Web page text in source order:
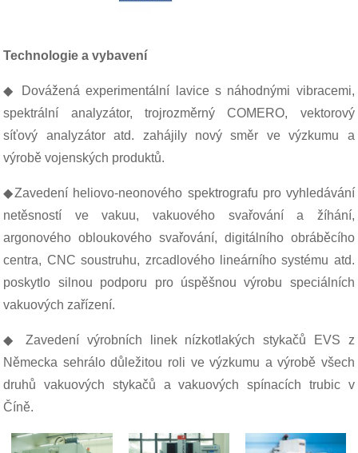
Technologie a vybavení
◆ Dovážená experimentální lavice s náhodnými vibracemi,
spektrální analyzátor, trojrozměrný COMERO, vektorový
síťový analyzátor atd. zahájily nový směr ve výzkumu a
výrobě vojenských produktů.
◆Zavedení heliovo-neonového spektrografu pro vyhledávání
netěsností ve vakuu, vakuového svařování a žíhání,
argonového obloukového svařování, digitálního obráběcího
centra, CNC soustruhu, zrcadlového lineárního systému atd.
poskytlo silnou podporu pro úspěšnou výrobu speciálních
vakuových zařízení.
◆ Zavedení výrobních linek nízkotlakých stykačů EVS z
Německa sehrálo důležitou roli ve výzkumu a výrobě všech
druhů vakuových stykačů a vakuových spínacích trubic v
Číně.